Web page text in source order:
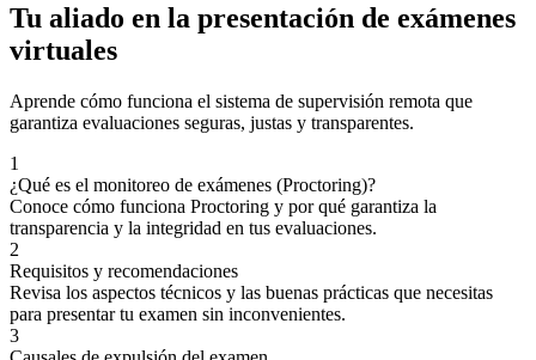
Tu aliado en la presentación de exámenes
virtuales
Aprende cómo funciona el sistema de supervisión remota que
garantiza evaluaciones seguras, justas y transparentes.
1
¿Qué es el monitoreo de exámenes (Proctoring)?
Conoce cómo funciona Proctoring y por qué garantiza la
transparencia y la integridad en tus evaluaciones.
2
Requisitos y recomendaciones
Revisa los aspectos técnicos y las buenas prácticas que necesitas
para presentar tu examen sin inconvenientes.
3